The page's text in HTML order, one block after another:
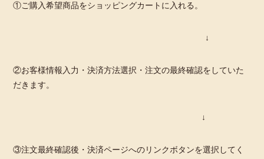
①ご購入希望商品をショッピングカートに入れる。
↓
②お客様情報入力・決済方法選択・注文の最終確認をしていた
だきます。
↓
③注文最終確認後・決済ページへのリンクボタンを選択してく